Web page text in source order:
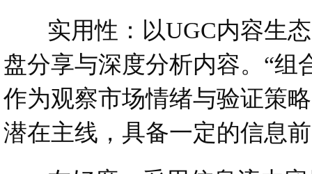
实用性：以UGC内容生态
盘分享与深度分析内容。“组
作为观察市场情绪与验证策
潜在主线，具备一定的信息